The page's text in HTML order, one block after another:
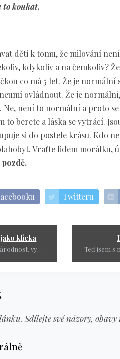
to koukat.
děti k tomu, že milování není
kdykoliv a na čemkoliv?
co má 5 let. Že je normální
ovládnout. Že je
Ne, není to normální a proto
to berete a láska se vytrácí.
si do postele krásu. Kdo
Vraťte lidem morálku,
Twitteru
klícka
Protože nechci hádat národnost, vyberte si na globusu kdopak to asi je a jaká vlajka mu patří.
Sdílejte své názory,